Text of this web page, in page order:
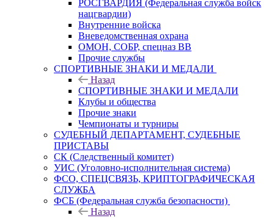
РОСГВАРДИЯ (Федеральная служба войск
нацгвардии)
Внутренние войска
Вневедомственная охрана
ОМОН, СОБР, спецназ ВВ
Прочие службы
СПОРТИВНЫЕ ЗНАКИ И МЕДАЛИ
Назад
СПОРТИВНЫЕ ЗНАКИ И МЕДАЛИ
Клубы и общества
Прочие знаки
Чемпионаты и турниры
СУДЕБНЫЙ ДЕПАРТАМЕНТ, СУДЕБНЫЕ
ПРИСТАВЫ
СК (Следственный комитет)
УИС (Уголовно-исполнительная система)
ФСО, СПЕЦСВЯЗЬ, КРИПТОГРАФИЧЕСКАЯ
СЛУЖБА
ФСБ (Федеральная служба безопасности)
Назад